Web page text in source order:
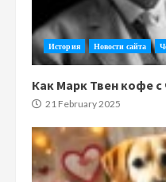
История Новости сайта
Как Марк Твен кофе с
21 February 2025